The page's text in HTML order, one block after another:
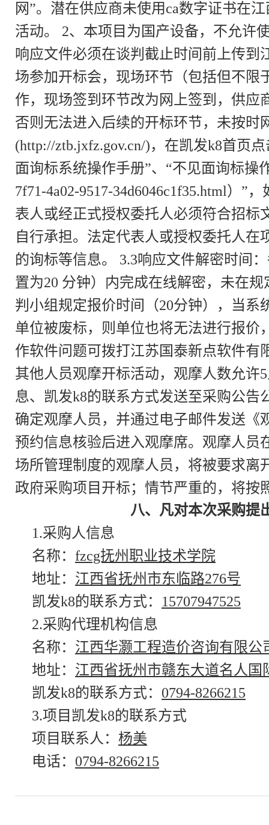
网”。潜在供应商未使用ca数字证书在
活动。 2、本项目为国产设备，不允许
响应文件必须在谈判截止时间前上传到
场参加开标会，现场环节（包括但不
作，现场签到环节改为网上签到，供
否则无法进入后续的开标环节，未按
(http://ztb.jxfz.gov.cn/)，在凯发k8首页
面询标系统操作手册”、“不见面询标操
7f71-4a02-9517-34d6046c1f35.html）”
表人或经正式授权委托人必须符合招
自行承担。法定代表人或授权委托人
的询标等信息。 3.3响应文件解密时间
置为20 分钟）内完成在线解密，未在
判小组规定报价时间（20分钟），当
单位被废标，则单位也将无法进行报价
作软件问题可拨打江苏国泰新点软件有
其他人员观摩开标活动，观摩人数允许
息、凯发k8的联系方式发送至采购公告
确定观摩人员，并通过电子邮件发送《
预约信息核验后进入观摩席。观摩人
场所管理制度的观摩人员，将被要求
政府采购项目开标；情节严重的，将按
八、凡对本次采购提
1.采购人信息
名称： fzcg抚州职业技术学院
地址： 江西省抚州市东临路276号
凯发k8的联系方式： 15707947525
2.采购代理机构信息
名称： 江西华灏工程造价咨询有限公
地址： 江西省抚州市赣东大道名人国
凯发k8的联系方式： 0794-8266215
3.项目凯发k8的联系方式
项目联系人： 杨美
电话： 0794-8266215